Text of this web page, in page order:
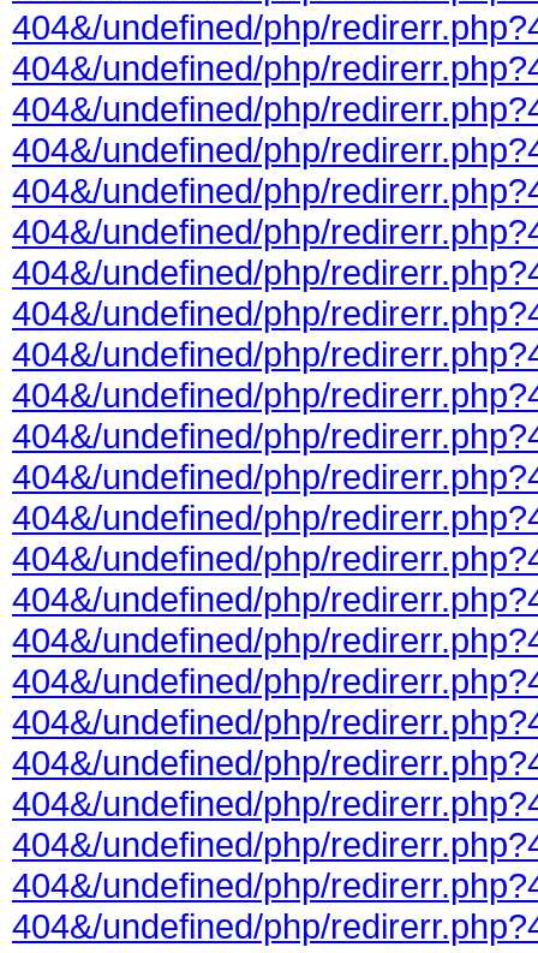
404&/undefined/php/
404&/undefined/php/
404&/undefined/php/
404&/undefined/php/
404&/undefined/php/
404&/undefined/php/
404&/undefined/php/
404&/undefined/php/
404&/undefined/php/
404&/undefined/php/
404&/undefined/php/
404&/undefined/php/
404&/undefined/php/
404&/undefined/php/
404&/undefined/php/
404&/undefined/php/
404&/undefined/php/
404&/undefined/php/
404&/undefined/php/
404&/undefined/php/
404&/undefined/php/
404&/undefined/php/
404&/undefined/php/